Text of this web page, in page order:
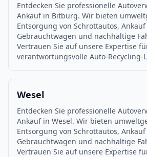
Entdecken Sie professionelle
Ankauf in Bitburg. Wir bieten
Entsorgung von Schrottautos, Ankauf
Gebrauchtwagen und nachhaltige
Vertrauen Sie auf unsere Expertise
verantwortungsvolle Auto-Recycling-
Wesel
Entdecken Sie professionelle
Ankauf in Wesel. Wir bieten
Entsorgung von Schrottautos, Ankauf
Gebrauchtwagen und nachhaltige
Vertrauen Sie auf unsere Expertise